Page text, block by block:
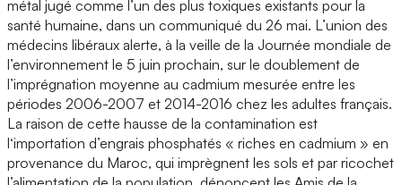
métal jugé comme l’un des plus toxiques existants pour la
santé humaine, dans un communiqué du 26 mai. L’union des
médecins libéraux alerte, à la veille de la Journée mondiale de
l’environnement le 5 juin prochain, sur le doublement de
l’imprégnation moyenne au cadmium mesurée entre les
périodes 2006-2007 et 2014-2016 chez les adultes français.
La raison de cette hausse de la contamination est
l‘importation d’engrais phosphatés « riches en cadmium » en
provenance du Maroc, qui imprègnent les sols et par ricochet